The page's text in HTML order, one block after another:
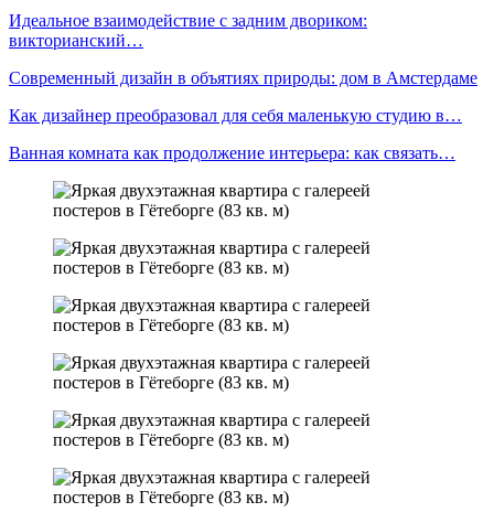
Идеальное взаимодействие с задним двориком:
викторианский…
Современный дизайн в объятиях природы: дом в Амстердаме
Как дизайнер преобразовал для себя маленькую студию в…
Ванная комната как продолжение интерьера: как связать…